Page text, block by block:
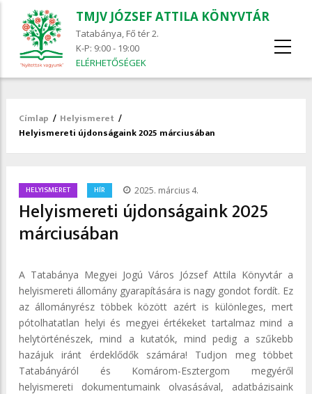
TMJV JÓZSEF ATTILA KÖNYVTÁR
Tatabánya, Fő tér 2.
K-P: 9:00 - 19:00
ELÉRHETŐSÉGEK
Morzsa
Címlap / Helyismeret /
Helyismereti újdonságaink 2025 márciusában
HELYISMERET HÍR 2025. március 4.
Helyismereti újdonságaink 2025
márciusában
A Tatabánya Megyei Jogú Város József Attila Könyvtár a
helyismereti állomány gyarapítására is nagy gondot fordít. Ez
az állományrész többek között azért is különleges, mert
pótolhatatlan helyi és megyei értékeket tartalmaz mind a
helytörténészek, mind a kutatók, mind pedig a szűkebb
hazájuk iránt érdeklődők számára! Tudjon meg többet
Tatabányáról és Komárom-Esztergom megyéről
helyismereti dokumentumaink olvasásával, adatbázisaink